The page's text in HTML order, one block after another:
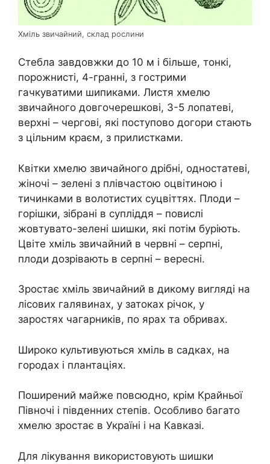
Хміль звичайний, склад рослини
Стебла завдовжки до 10 м і більше, тонкі,
порожнисті, 4-гранні, з гострими
гачкуватими шипиками. Листя хмелю
звичайного довгочерешкові, 3-5 лопатеві,
верхні – чергові, які поступово догори стають
з цільним краєм, з прилистками.
Квітки хмелю звичайного дрібні, одностатеві,
жіночі – зелені з плівчастою оцвітиною і
тичинками в волотистих суцвіттях. Плоди –
горішки, зібрані в супліддя – повислі
жовтувато-зелені шишки, які потім буріють.
Цвіте хміль звичайний в червні – серпні,
плоди дозрівають в серпні – вересні.
Зростає хміль звичайний в дикому вигляді на
лісових галявинах, у затоках річок, у
заростях чагарників, по ярах та обривах.
Широко культивуються хміль в садках, на
городах і плантаціях.
Поширений майже повсюдно, крім Крайньої
Півночі і південних степів. Особливо багато
хмелю зростає в Україні і на Кавказі.
Для лікування використовують шишки